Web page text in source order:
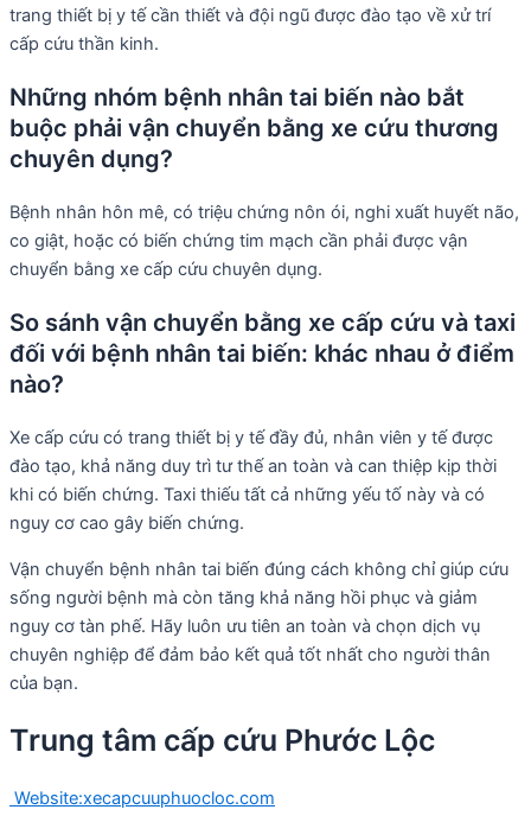
trang thiết bị y tế cần thiết và đội ngũ được đào tạo về xử trí
cấp cứu thần kinh.
Những nhóm bệnh nhân tai biến nào bắt
buộc phải vận chuyển bằng xe cứu thương
chuyên dụng?
Bệnh nhân hôn mê, có triệu chứng nôn ói, nghi xuất huyết não,
co giật, hoặc có biến chứng tim mạch cần phải được vận
chuyển bằng xe cấp cứu chuyên dụng.
So sánh vận chuyển bằng xe cấp cứu và taxi
đối với bệnh nhân tai biến: khác nhau ở điểm
nào?
Xe cấp cứu có trang thiết bị y tế đầy đủ, nhân viên y tế được
đào tạo, khả năng duy trì tư thế an toàn và can thiệp kịp thời
khi có biến chứng. Taxi thiếu tất cả những yếu tố này và có
nguy cơ cao gây biến chứng.
Vận chuyển bệnh nhân tai biến đúng cách không chỉ giúp cứu
sống người bệnh mà còn tăng khả năng hồi phục và giảm
nguy cơ tàn phế. Hãy luôn ưu tiên an toàn và chọn dịch vụ
chuyên nghiệp để đảm bảo kết quả tốt nhất cho người thân
của bạn.
Trung tâm cấp cứu Phước Lộc
Website:xecapcuuphuocloc.com